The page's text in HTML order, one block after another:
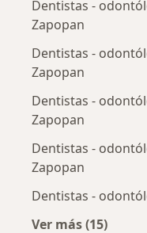
Dentistas -
Zapopan
Dentistas -
Zapopan
Dentistas -
Zapopan
Dentistas -
Zapopan
Dentistas -
Ver más (15)